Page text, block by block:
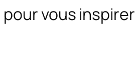
vous inspirer